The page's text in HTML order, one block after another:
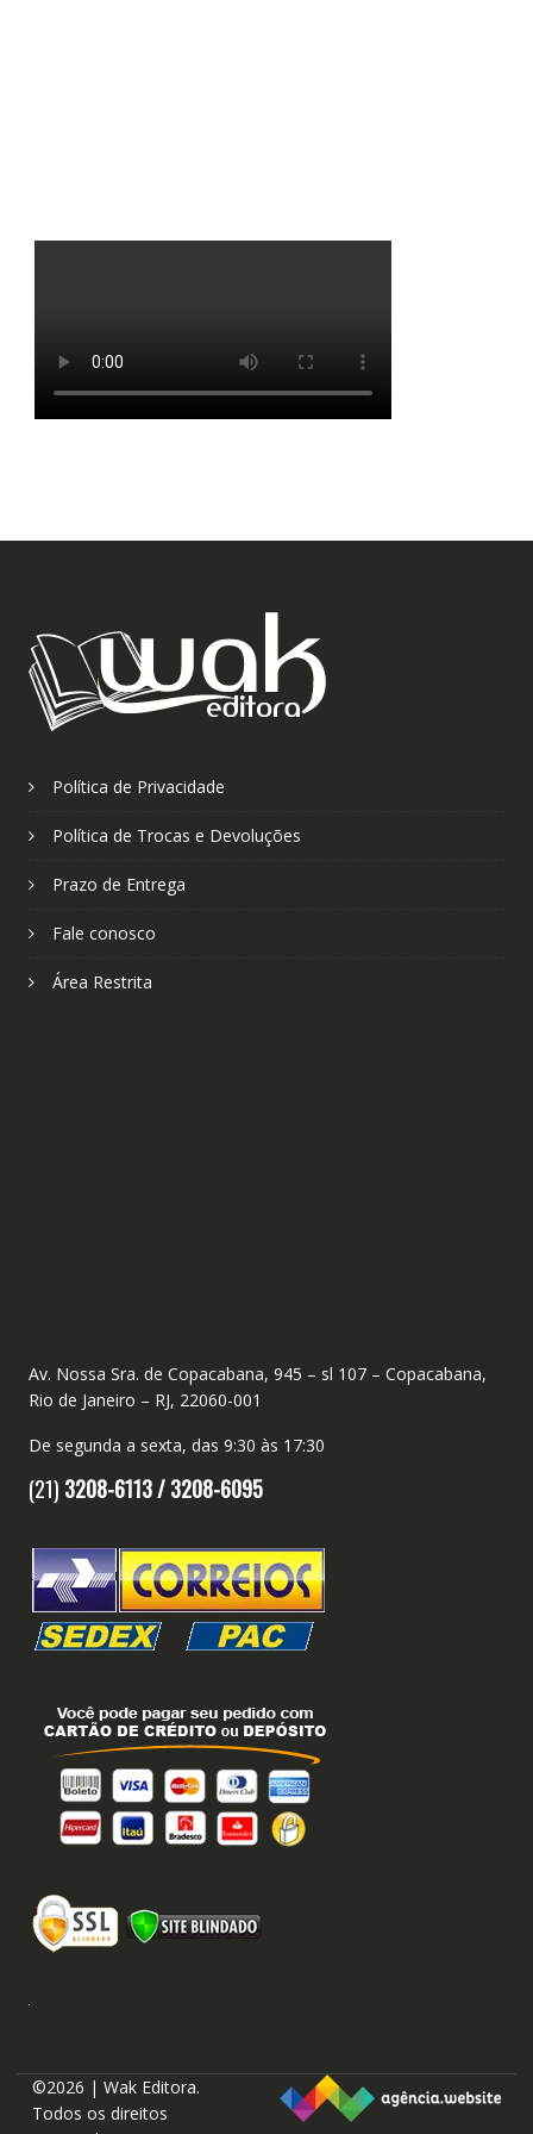
Política de Privacidade
Política de Trocas e Devoluções
Prazo de Entrega
Fale conosco
Área Restrita
Av. Nossa Sra. de Copacabana, 945 – sl 107 – Copacabana,
Rio de Janeiro – RJ, 22060-001
De segunda a sexta, das 9:30 às 17:30
(21) 3208-6113 /3208-6095
©2026 | Wak Editora.
Todos os direitos